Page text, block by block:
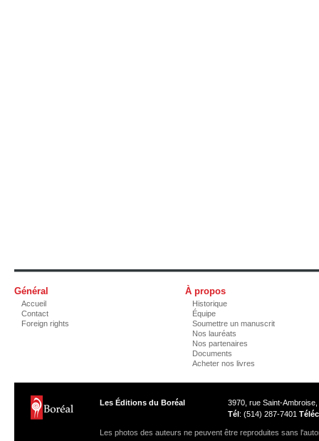
Général
Accueil
Contact
Foreign rights
À propos
Historique
Équipe
Soumettre un manuscrit
Nos lauréats
Nos partenaires
Documents
Acheter nos livres
Les Éditions du Boréal
3970, rue Saint-
Tél: (514) 287-7401 Téléc
Les photos des auteurs ne peuvent être reproduites sans